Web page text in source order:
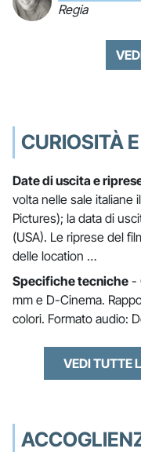
Regia
CURIOSITÀ
Date di uscita e
volta nelle sale italiane
Pictures); la data di
(USA). Le riprese del
delle location …
Specifiche tecniche -
mm e D-Cinema.
colori. Formato audio:
VEDI TUTTE